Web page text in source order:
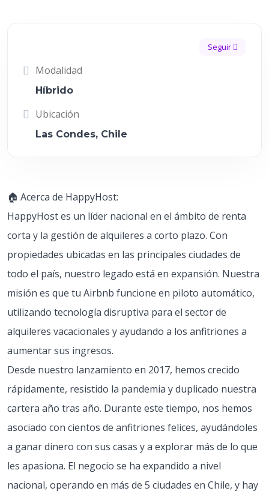
Seguir
Modalidad
Híbrido
Ubicación
Las Condes, Chile
🏠 Acerca de HappyHost:
HappyHost es un líder nacional en el ámbito de renta
corta y la gestión de alquileres a corto plazo. Con
propiedades ubicadas en las principales ciudades de
todo el país, nuestro legado está en expansión. Nuestra
misión es que tu Airbnb funcione en piloto automático,
utilizando tecnología disruptiva para el sector de
alquileres vacacionales y ayudando a los anfitriones a
aumentar sus ingresos.
Desde nuestro lanzamiento en 2017, hemos crecido
rápidamente, resistido la pandemia y duplicado nuestra
cartera año tras año. Durante este tiempo, nos hemos
asociado con cientos de anfitriones felices, ayudándoles
a ganar dinero con sus casas y a explorar más de lo que
les apasiona. El negocio se ha expandido a nivel
nacional, operando en más de 5 ciudades en Chile, y hay